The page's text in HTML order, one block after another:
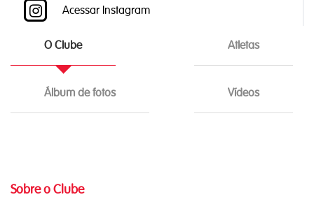
Acessar Instagram
O Clube Atletas
Álbum de fotos Vídeos
Sobre o Clube